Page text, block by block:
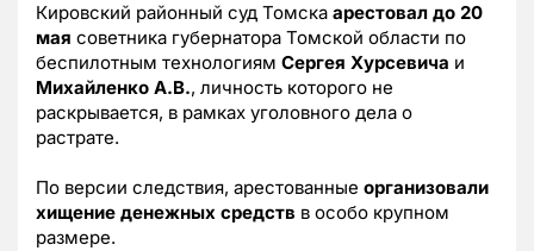
Кировский районный суд Томска арестовал до 20
мая советника губернатора Томской области по
беспилотным технологиям Сергея Хурсевича и
Михайленко А.В., личность которого не
раскрывается, в рамках уголовного дела о
растрате.
По версии следствия, арестованные организовали
хищение денежных средств в особо крупном
размере.